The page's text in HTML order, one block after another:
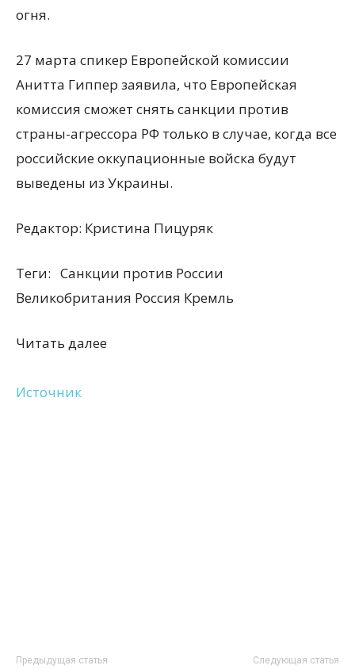
огня.
27 марта спикер Европейской комиссии
Анитта Гиппер заявила, что Европейская
комиссия сможет снять санкции против
страны-агрессора РФ только в случае, когда все
российские оккупационные войска будут
выведены из Украины.
Редактор: Кристина Пицуряк
Теги: Санкции против России
Великобритания Россия Кремль
Читать далее
Источник
Предыдущая статья Следующая статья